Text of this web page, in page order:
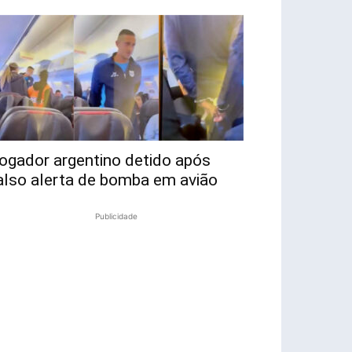
argentino detido após
alerta de bomba em avião
Publicidade